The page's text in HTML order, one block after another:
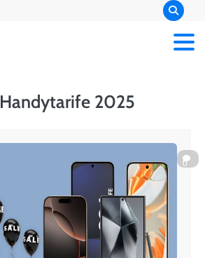
Handytarife 2025
0